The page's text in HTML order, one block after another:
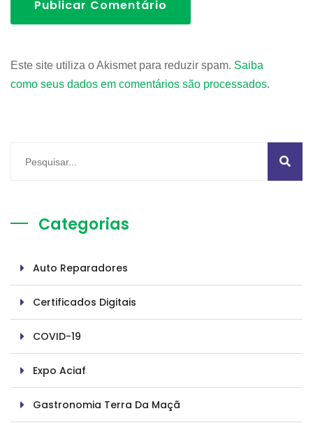
Publicar Comentário
Este site utiliza o Akismet para reduzir spam. Saiba
como seus dados em comentários são processados.
Categorias
Auto Reparadores
Certificados Digitais
COVID-19
Expo Aciaf
Gastronomia Terra Da Maçã